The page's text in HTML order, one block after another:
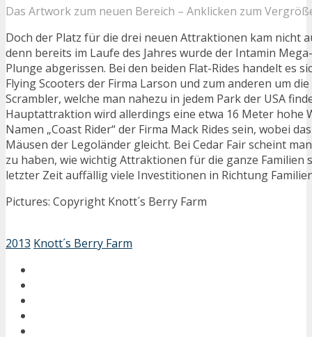
Das Artwork zum neuen Bereich – Anklicken zum
Doch der Platz für die drei neuen Attraktionen kam nicht
denn bereits im Laufe des Jahres wurde der Intamin
Plunge abgerissen. Bei den beiden Flat-Rides handelt es
Flying Scooters der Firma Larson und zum anderen um
Scrambler, welche man nahezu in jedem Park der USA
Hauptattraktion wird allerdings eine etwa 16 Meter hohe
Namen „Coast Rider“ der Firma Mack Rides sein, wobei
Mäusen der Legoländer gleicht. Bei Cedar Fair scheint
zu haben, wie wichtig Attraktionen für die ganze Familien
letzter Zeit auffällig viele Investitionen in Richtung
Pictures: Copyright Knott´s Berry Farm
2013 Knott´s Berry Farm